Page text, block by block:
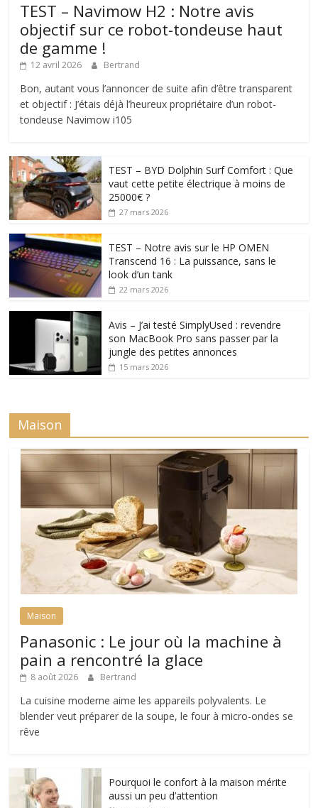
TEST – Navimow H2 : Notre avis
objectif sur ce robot-tondeuse haut
de gamme !
12 avril 2026 Bertrand
Bon, autant vous l’annoncer de suite afin d’être transparent
et objectif : J’étais déjà l’heureux propriétaire d’un robot-
tondeuse Navimow i105
TEST – BYD Dolphin Surf Comfort : Que
vaut cette petite électrique à moins de
25000€ ?
27 mars 2026
TEST – Notre avis sur le HP OMEN
Transcend 16 : La puissance, sans le
look d’un tank
22 mars 2026
Avis – J’ai testé SimplyUsed : revendre
son MacBook Pro sans passer par la
jungle des petites annonces
15 mars 2026
Maison
Maison
Panasonic : Le jour où la machine à
pain a rencontré la glace
8 août 2026 Bertrand
La cuisine moderne aime les appareils polyvalents. Le
blender veut préparer de la soupe, le four à micro-ondes se
rêve
Pourquoi le confort à la maison mérite
aussi un peu d’attention